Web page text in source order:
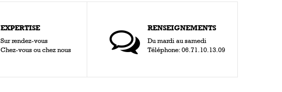
EXPERTISE
Sur rendez-vous
Chez-vous ou chez nous
RENSEIGNEMENTS
Du mardi au samedi
Téléphone: 06.71.10.13.09